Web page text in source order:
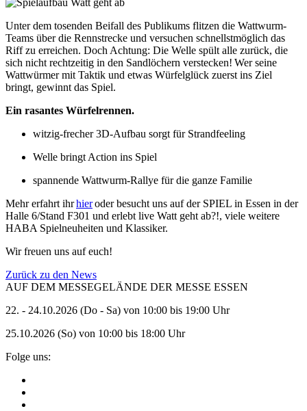
Unter dem tosenden Beifall des Publikums flitzen die Wattwurm-
Teams über die Rennstrecke und versuchen schnellstmöglich das
Riff zu erreichen. Doch Achtung: Die Welle spült alle zurück, die
sich nicht rechtzeitig in den Sandlöchern verstecken! Wer seine
Wattwürmer mit Taktik und etwas Würfelglück zuerst ins Ziel
bringt, gewinnt das Spiel.
Ein rasantes Würfelrennen.
witzig-frecher 3D-Aufbau sorgt für Strandfeeling
Welle bringt Action ins Spiel
spannende Wattwurm-Rallye für die ganze Familie
Mehr erfahrt ihrhieroder besucht uns auf der SPIEL in Essen in der
Halle 6/Stand F301 und erlebt live Watt geht ab?!, viele weitere
HABA Spielneuheiten und Klassiker.
Wir freuen uns auf euch!
Zurück zu den News
AUF DEM MESSEGELÄNDE DER MESSE ESSEN
22. - 24.10.2026 (Do - Sa) von 10:00 bis 19:00 Uhr
25.10.2026 (So) von 10:00 bis 18:00 Uhr
Folge uns: